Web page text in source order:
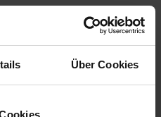
Über Cookies